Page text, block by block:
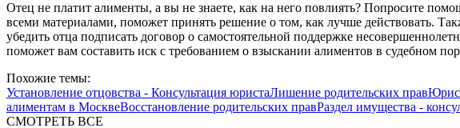
Отец не платит алименты, а вы не знаете, как на него повлиять? Попросите
всеми материалами, поможет принять решение о том, как лучше действовать.
убедить отца подписать договор о самостоятельной поддержке
поможет вам составить иск с требованием о взыскании алиментов в судебном
Похожие темы:
Установление отцовства - Консультация юристаЛишение родительских прав
алиментам в МосквеВосстановление родительских правРаздел имущества -
СМОТРЕТЬ ВСЕ